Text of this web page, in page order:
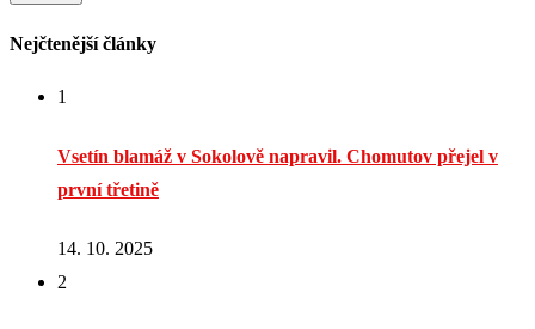
Nejčtenější články
1
Vsetín blamáž v Sokolově napravil. Chomutov přejel v
první třetině
14. 10. 2025
2